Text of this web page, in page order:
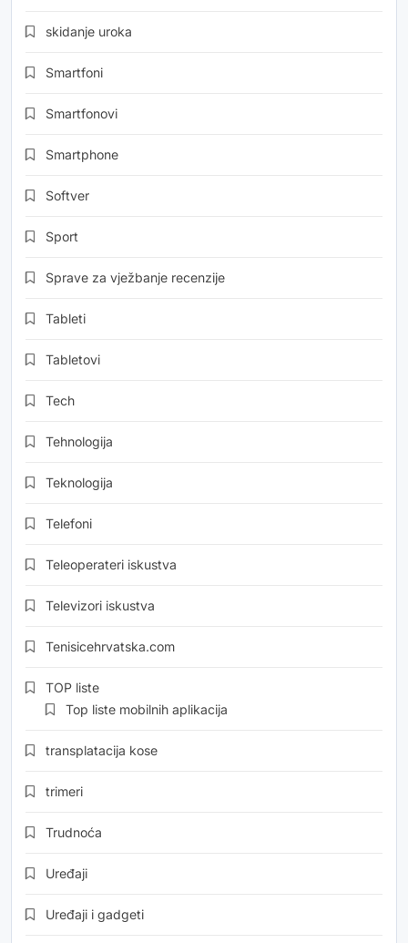
skidanje uroka
Smartfoni
Smartfonovi
Smartphone
Softver
Sport
Sprave za vježbanje recenzije
Tableti
Tabletovi
Tech
Tehnologija
Teknologija
Telefoni
Teleoperateri iskustva
Televizori iskustva
Tenisicehrvatska.com
TOP liste
Top liste mobilnih aplikacija
transplatacija kose
trimeri
Trudnoća
Uređaji
Uređaji i gadgeti